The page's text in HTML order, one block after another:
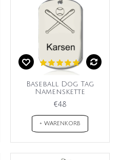
Baseball Dog Tag
Namenskette
€48
+ WARENKORB